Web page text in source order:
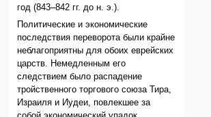
год (843–842 гг. до н. э.).
Политические и экономические
последствия переворота были крайне
неблагоприятны для обоих еврейских
царств. Немедленным его
следствием было распадение
тройственного торгового союза Тира,
Израиля и Иудеи, повлекшее за